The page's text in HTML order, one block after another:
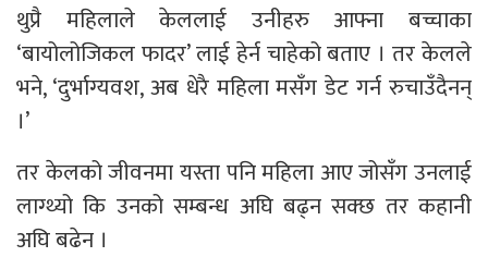
थुप्रै महिलाले केललाई उनीहरु आफ्ना बच्चाका
‘बायोलोजिकल फादर’ लाई हेर्न चाहेको बताए । तर केलले
भने, ‘दुर्भाग्यवश, अब धेरै महिला मसँग डेट गर्न रुचाउँदैनन्
।’
तर केलको जीवनमा यस्ता पनि महिला आए जोसँग उनलाई
लाग्थ्यो कि उनको सम्बन्ध अघि बढ्न सक्छ तर कहानी
अघि बढेन ।